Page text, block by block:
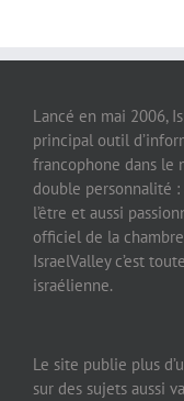
Lancé en mai 2006,
principal outil
francophone dans le
double personnalité
l’être et aussi
officiel de la
IsraelValley c’est
israélienne.
Le site publie plus
sur des sujets aussi